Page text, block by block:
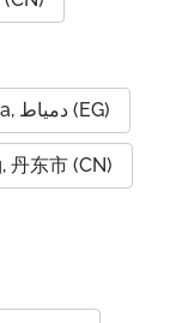
Damietta, دمياط (EG)
丹东市 (CN)